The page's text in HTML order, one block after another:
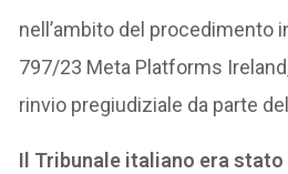
nell’ambito del procedimento
797/23 Meta Platforms
rinvio pregiudiziale da parte
Il Tribunale italiano era